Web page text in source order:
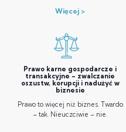
Więcej
Prawo karne gospodarcze i
transakcyjne – zwalczanie
oszustw, korupcji i nadużyć w
biznesie
Prawo to więcej niż biznes. Twardo
– tak. Nieuczciwie – nie.